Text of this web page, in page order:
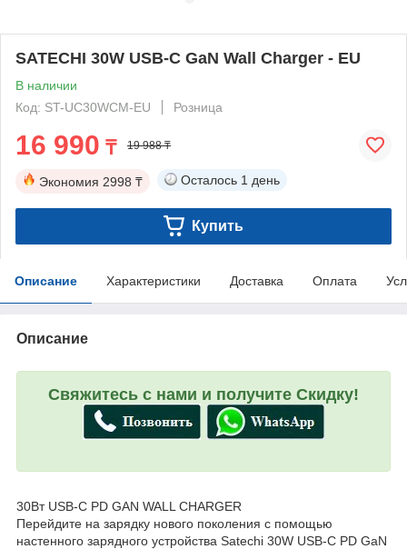
SATECHI 30W USB-C GaN Wall Charger - EU
В наличии
Код: ST-UC30WCM-EU
Розница
16 990 ₸ 19 988 ₸
Экономия 2998 ₸ Осталось 1 день
Купить
Описание Характеристики Доставка Оплата
Описание
Свяжитесь с нами и получите Скидку!
30Вт USB-C PD GAN WALL CHARGER
Перейдите на зарядку нового поколения с помощью
настенного зарядного устройства Satechi 30W USB-C PD GaN